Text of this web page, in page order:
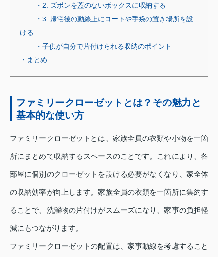
・2. ズボンを蓋のないボックスに収納する
・3. 帰宅後の動線上にコートや手袋の置き場所を設
ける
・子供が自分で片付けられる収納のポイント
・まとめ
ファミリークローゼットとは？その魅力と
基本的な使い方
ファミリークローゼットとは、家族全員の衣類や小物を一箇
所にまとめて収納するスペースのことです。これにより、各
部屋に個別のクローゼットを設ける必要がなくなり、家全体
の収納効率が向上します。家族全員の衣類を一箇所に集約す
ることで、洗濯物の片付けがスムーズになり、家事の負担軽
減にもつながります。
ファミリークローゼットの配置は、家事動線を考慮すること